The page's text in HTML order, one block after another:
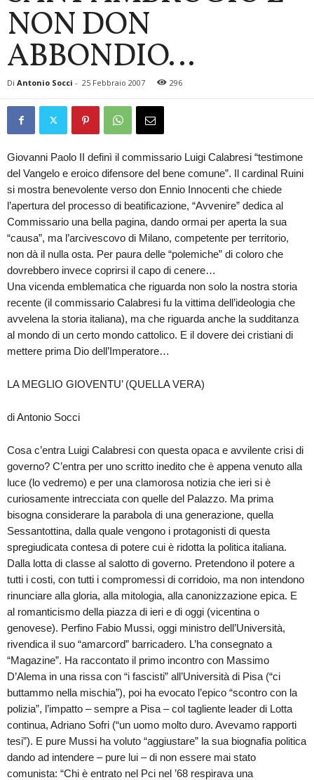
NON DON
ABBONDIO…
Di Antonio Socci - 25 Febbraio 2007 296
Giovanni Paolo II definì il commissario Luigi Calabresi “testimone
del Vangelo e eroico difensore del bene comune”. Il cardinal Ruini
si mostra benevolente verso don Ennio Innocenti che chiede
l’apertura del processo di beatificazione, “Avvenire” dedica al
Commissario una bella pagina, dando ormai per aperta la sua
“causa”, ma l’arcivescovo di Milano, competente per territorio,
non dà il nulla osta. Per paura delle “polemiche” di coloro che
dovrebbero invece coprirsi il capo di cenere…
Una vicenda emblematica che riguarda non solo la nostra storia
recente (il commissario Calabresi fu la vittima dell’ideologia che
avvelena la storia italiana), ma che riguarda anche la sudditanza
al mondo di un certo mondo cattolico. E il dovere dei cristiani di
mettere prima Dio dell’Imperatore…
LA MEGLIO GIOVENTU’ (QUELLA VERA)
di Antonio Socci
Cosa c’entra Luigi Calabresi con questa opaca e avvilente crisi di
governo? C’entra per uno scritto inedito che è appena venuto alla
luce (lo vedremo) e per una clamorosa notizia che ieri si è
curiosamente intrecciata con quelle del Palazzo. Ma prima
bisogna considerare la parabola di una generazione, quella
Sessantottina, dalla quale vengono i protagonisti di questa
spregiudicata contesa di potere cui è ridotta la politica italiana.
Dalla lotta di classe al salotto di governo. Pretendono il potere a
tutti i costi, con tutti i compromessi di corridoio, ma non intendono
rinunciare alla gloria, alla mitologia, alla canonizzazione epica. E
al romanticismo della piazza di ieri e di oggi (vicentina o
genovese). Perfino Fabio Mussi, oggi ministro dell’Università,
rivendica il suo “amarcord” barricadero. L’ha consegnato a
“Magazine”. Ha raccontato il primo incontro con Massimo
D’Alema in una rissa con “i fascisti” all’Università di Pisa (“ci
buttammo nella mischia”), poi ha evocato l’epico “scontro con la
polizia”, l’impatto – sempre a Pisa – col tagliente leader di Lotta
continua, Adriano Sofri (“un uomo molto duro. Avevamo rapporti
tesi”). E pure Mussi ha voluto “aggiustare” la sua biognafia politica
dando ad intendere – pure lui – di non essere mai stato
comunista: “Chi è entrato nel Pci nel ’68 respirava una